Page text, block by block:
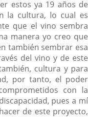
estos ya 19 años de
la cultura, lo cual es
que el vino sembra
manera yo creo que
también sembrar esa
del vino y de este
cultura y para
por tanto, el poder
con la
pues a mí
de este proyecto,